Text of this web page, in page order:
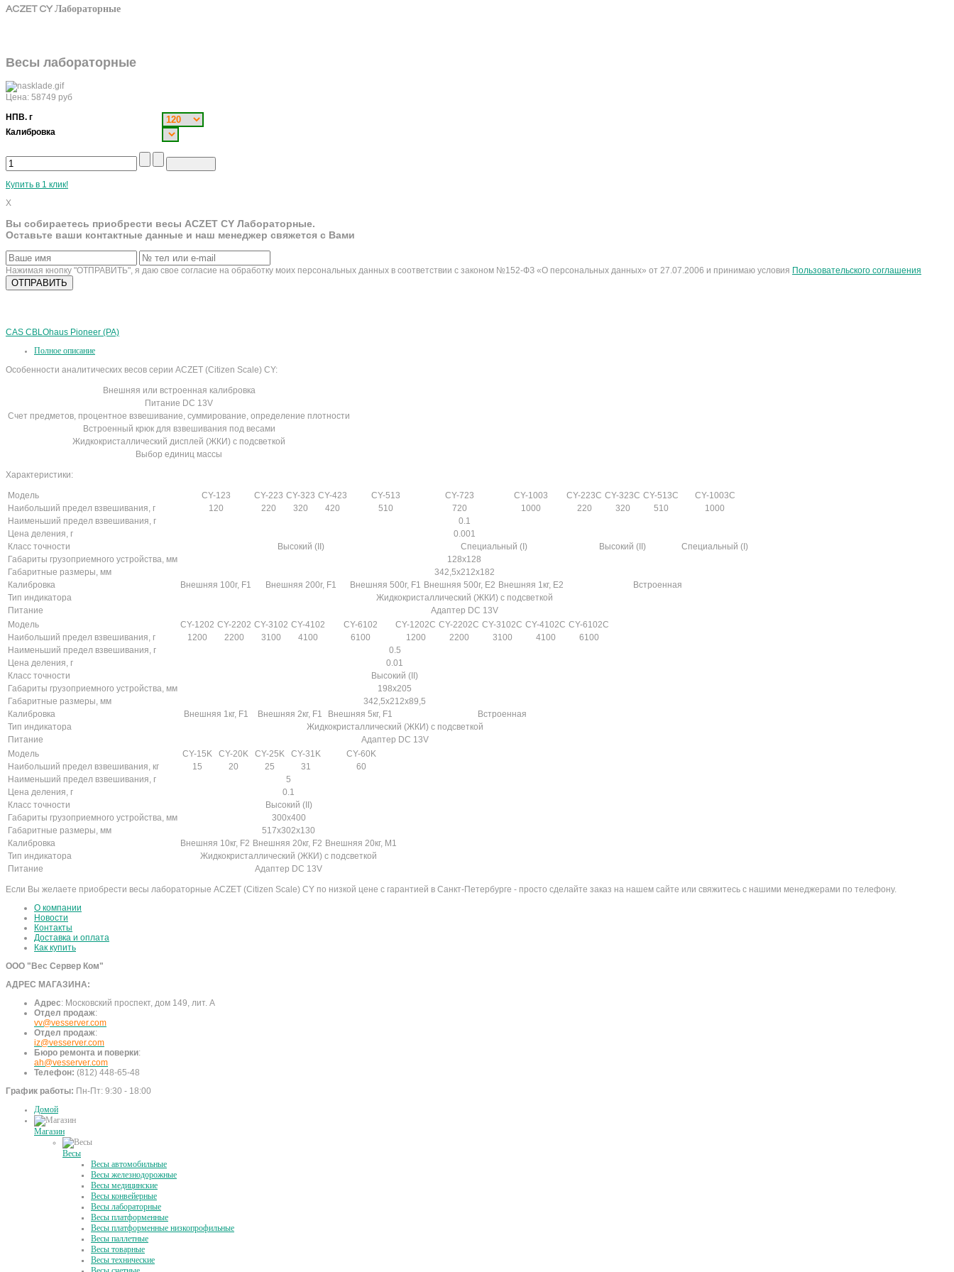
ACZET CY Лабораторные
Весы лабораторные
Цена: 58749 руб
НПВ. г
Калибровка
Купить в 1 клик!
X
Вы собираетесь приобрести весы ACZET CY Лабораторные.
Оставьте ваши контактные данные и наш менеджер свяжется с Вами
Нажимая кнопку "ОТПРАВИТЬ", я даю свое согласие на обработку моих персональных данных в соответствии с законом №152-ФЗ «О персональных данных» от 27.07.2006 и принимаю условия Пользовательского соглашения
CAS CBLOhaus Pioneer (PA)
Полное описание
Особенности аналитических весов серии ACZET (Citizen Scale) CY:
Внешняя или встроенная калибровка
Питание DC 13V
Счет предметов, процентное взвешивание, суммирование, определение плотности
Встроенный крюк для взвешивания под весами
Жидкокристаллический дисплей (ЖКИ) с подсветкой
Выбор единиц массы
Характеристики:
Модель CY-123 CY-223 CY-323 CY-423 CY-513 CY-723 CY-1003 CY-223C CY-323C CY-513C
CY-1003C
Наибольший предел взвешивания, г
120 220 320 420 510 720 1000 220 320 510
1000
Наименьший предел взвешивания, г
0.1
Цена деления, г
0.001
Класс точности
Высокий (II) Специальный (I) Высокий (II)
Специальный (I)
Габариты грузоприемного устройства, мм
128x128
Габаритные размеры, мм
342,5x212x182
Калибровка
Внешняя 100г, F1 Внешняя 200г, F1 Внешняя 500г, F1 Внешняя 500г, E2 Внешняя 1кг, Е2
Встроенная
Тип индикатора
Жидкокристаллический (ЖКИ) с подсветкой
Питание
Адаптер DC 13V
Модель
CY-1202 CY-2202 CY-3102 CY-4102 CY-6102 CY-1202C CY-2202C CY-3102C CY-4102C CY-6102C
Наибольший предел взвешивания, г
1200 2200 3100 4100 6100 1200 2200 3100 4100
6100
Наименьший предел взвешивания, г
0.5
Цена деления, г
0.01
Класс точности
Высокий (II)
Габариты грузоприемного устройства, мм
198х205
Габаритные размеры, мм
342,5x212x89,5
Калибровка
Внешняя 1кг, F1 Внешняя 2кг, F1 Внешняя 5кг, F1
Встроенная
Тип индикатора
Жидкокристаллический (ЖКИ) с подсветкой
Питание
Адаптер DC 13V
Модель
CY-15K CY-20K CY-25K CY-31K
CY-60K
Наибольший предел взвешивания, кг
15 20 25 31
60
Наименьший предел взвешивания, г
5
Цена деления, г
0.1
Класс точности
Высокий (II)
Габариты грузоприемного устройства, мм
300х400
Габаритные размеры, мм
517х302х130
Калибровка
Внешняя 10кг, F2 Внешняя 20кг, F2 Внешняя 20кг, M1
Тип индикатора
Жидкокристаллический (ЖКИ) с подсветкой
Питание
Адаптер DC 13V
Если Вы желаете приобрести весы лабораторные ACZET (Citizen Scale) CY по низкой цене с гарантией в Санкт-Петербурге - просто сделайте заказ на нашем сайте или свяжитесь с нашими менеджерами по телефону.
О компании
Новости
Контакты
Доставка и оплата
Как купить
ООО "Вес Сервер Ком"
АДРЕС МАГАЗИНА:
Адрес: Московский проспект, дом 149, лит. А
Отдел продаж:
vv@vesserver.com
Отдел продаж:
iz@vesserver.com
Бюро ремонта и поверки:
ah@vesserver.com
Телефон: (812) 448-65-48
График работы: Пн-Пт: 9:30 - 18:00
Домой
Магазин
Весы
Весы автомобильные
Весы железнодорожные
Весы медицинские
Весы конвейерные
Весы лабораторные
Весы платформенные
Весы платформенные низкопрофильные
Весы паллетные
Весы товарные
Весы технические